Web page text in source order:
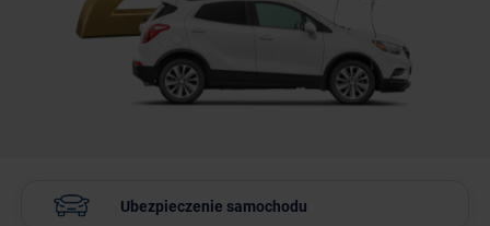
Ubezpieczenie samochodu